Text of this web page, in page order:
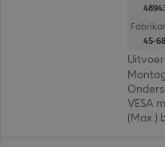
45-
VESA
(Max.)